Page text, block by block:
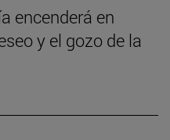
encenderá en
y el gozo de la